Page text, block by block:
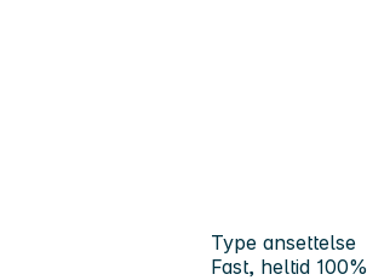
Type ansettelse
Fast, heltid 100%